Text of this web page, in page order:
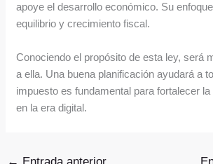
apoye el desarrollo económico. Su
equilibrio y crecimiento fiscal.
Conociendo el propósito de esta ley, será
a ella. Una buena planificación ayudará a
impuesto es fundamental para fortalecer
en la era digital.